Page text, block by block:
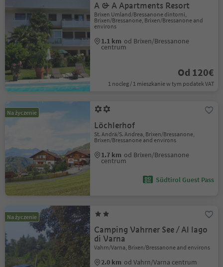
A & A Apartments Resort
Brixen Umland/Bressanone dintorni,
Brixen/Bressanone, Brixen/Bressanone and
environs
1.1 km od Brixen/Bressanone
centrum
Od 120€
1 nocleg / 1 mieszkanie w tym podatek VAT
Na życzenie
Löchlerhof
St. Andrä/S. Andrea, Brixen/Bressanone,
Brixen/Bressanone and environs
1.7 km od Brixen/Bressanone
centrum
Südtirol Guest Pass
Na życzenie
Camping Vahrner See / Al lago
di Varna
Vahrn/Varna, Brixen/Bressanone and environs
2.0 km od Vahrn/Varna centrum